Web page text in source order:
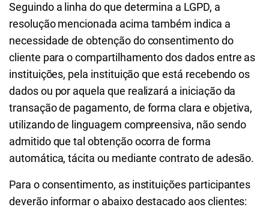
Seguindo a linha do que determina a LGPD, a
resolução mencionada acima também indica a
necessidade de obtenção do consentimento do
cliente para o compartilhamento dos dados entre as
instituições, pela instituição que está recebendo os
dados ou por aquela que realizará a iniciação da
transação de pagamento, de forma clara e objetiva,
utilizando de linguagem compreensiva, não sendo
admitido que tal obtenção ocorra de forma
automática, tácita ou mediante contrato de adesão.
Para o consentimento, as instituições participantes
deverão informar o abaixo destacado aos clientes: